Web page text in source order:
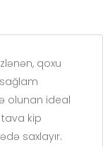
qoxu
olunan ideal
kip
saxlayır.